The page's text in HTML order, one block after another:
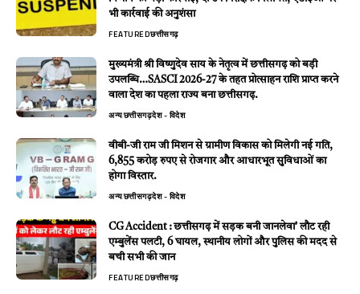
भी कार्रवाई की अनुशंसा
FEATUREDछत्तीसगढ़
मुख्यमंत्री श्री विष्णुदेव साय के नेतृत्व में छत्तीसगढ़ को बड़ी
उपलब्धि…SASCI 2026-27 के तहत प्रोत्साहन राशि प्राप्त करने
वाला देश का पहला राज्य बना छत्तीसगढ़.
अन्यछत्तीसगढ़देश - विदेश
वीबी-जी राम जी मिशन से ग्रामीण विकास को मिलेगी नई गति,
6,855 करोड़ रुपए से रोजगार और आधारभूत सुविधाओं का
होगा विस्तार.
अन्यछत्तीसगढ़देश - विदेश
CG Accident : छत्तीसगढ़ में सड़क बनी जानलेवा’ लौट रही
एम्बुलेंस पलटी, 6 घायल, स्थानीय लोगों और पुलिस की मदद से
बची सभी की जान
FEATUREDछत्तीसगढ़